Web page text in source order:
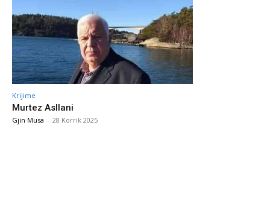
Krijime
Murtez Asllani
Gjin Musa - 28 Korrik 2025